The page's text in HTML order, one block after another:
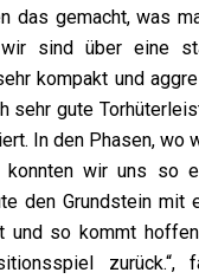
das gemacht, was
sind über eine
kompakt und
sehr gute
In den Phasen, wo
konnten wir uns so
den Grundstein mit
und so kommt
zurück.“,